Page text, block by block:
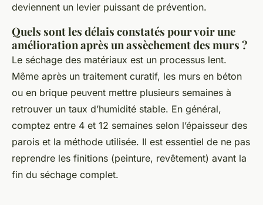
deviennent un levier puissant de prévention.
Quels sont les délais constatés pour voir une
amélioration après un assèchement des murs ?
Le séchage des matériaux est un processus lent.
Même après un traitement curatif, les murs en béton
ou en brique peuvent mettre plusieurs semaines à
retrouver un taux d’humidité stable. En général,
comptez entre 4 et 12 semaines selon l’épaisseur des
parois et la méthode utilisée. Il est essentiel de ne pas
reprendre les finitions (peinture, revêtement) avant la
fin du séchage complet.